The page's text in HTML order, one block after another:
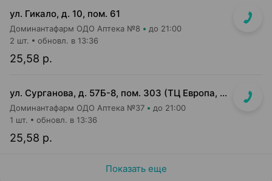
ул. Гикало, д. 10, пом. 61
Доминантафарм ОДО Аптека №8 до 21:00
25,58 р.
2 шт. обновл. в 13:36
ул. Сурганова, д. 57Б-8, пом. 303 (ТЦ Европа, 3 этаж)
Доминантафарм ОДО Аптека №37 до 21:00
25,58 р.
1 шт. обновл. в 13:36
Показать еще